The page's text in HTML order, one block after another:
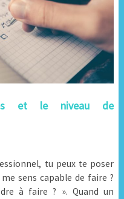
et le niveau de
tu peux te poser
sens capable de faire ?
à faire ? ». Quand un